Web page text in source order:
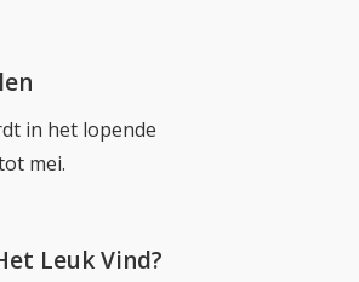
in het lopende
mei.
Leuk Vind?